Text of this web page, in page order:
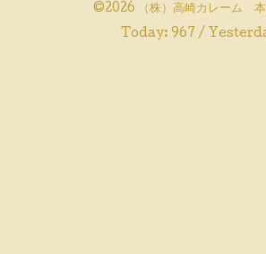
©2026 （株）高崎カレーム
Today: 967 /